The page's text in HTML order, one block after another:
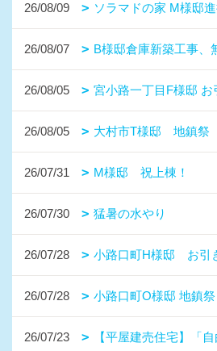
26/08/09 ソラマドの家 M様邸進
26/08/07 B様邸倉庫新築工事、
26/08/05 宮小路一丁目F様邸 お
26/08/05 大村市T様邸 地鎮祭
26/07/31 M様邸 祝上棟！
26/07/30 猛暑の水やり
26/07/28 小路口町H様邸 お引
26/07/28 小路口町O様邸 地鎮祭
26/07/23
【平屋建売住宅】「